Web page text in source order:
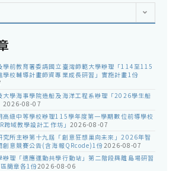
學前教育署委請國立臺灣師範大學辦理「114至115
學校輔導計畫師資專業成長研習」實施計畫1份
大學海事學院造船及海洋工程系辦理「2026學生船
2026-08-07
高級中等學校辦理115學年度第一學期數位前導學校
跨域教學設計工作坊」 2026-08-07
究所主辦第十九屆「創意狂想巢向未來」2026年智
創意競賽公告(含海報QRcode)1份2026-08-07
辦理「適應運動共學行動站」第二階段與離島場研習
簡章各1份2026-08-06